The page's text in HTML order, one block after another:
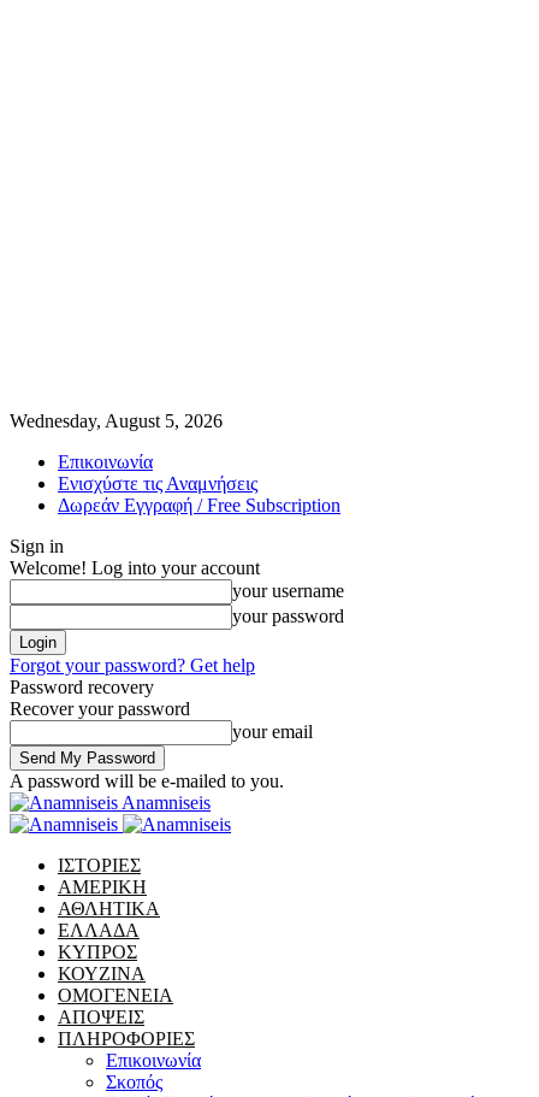
Wednesday, August 5, 2026
Επικοινωνία
Ενισχύστε τις Αναμνήσεις
Δωρεάν Εγγραφή / Free Subscription
Sign in
Welcome! Log into your account
your username
your password
Forgot your password? Get help
Password recovery
Recover your password
your email
A password will be e-mailed to you.
Anamniseis
ΙΣΤΟΡΙΕΣ
ΑΜΕΡΙΚΗ
ΑΘΛΗΤΙΚΑ
ΕΛΛΑΔΑ
ΚΥΠΡΟΣ
ΚΟΥΖΙΝΑ
ΟΜΟΓΕΝΕΙΑ
ΑΠΟΨΕΙΣ
ΠΛΗΡΟΦΟΡΙΕΣ
Επικοινωνία
Σκοπός